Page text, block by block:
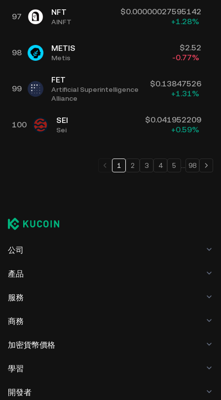
97 NFT
AINFT
$0.00000027595142
+1.28%
98 METIS
Metis
$2.52
-0.77%
99
FET
Artificial Superintelligence
Alliance
$0.13847526
+1.31%
100 SEI
Sei
$0.041952209
+0.59%
1 2 3 4 5 98
公司
產品
服務
商務
加密貨幣價格
學習
開發者